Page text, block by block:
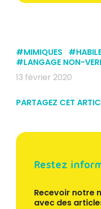
Restez
Recevoir notre
avec des
#MIMIQUES #
#LANGAGE NON-
13 février 2020
PARTAGEZ CET